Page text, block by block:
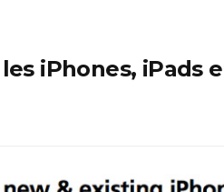
iPhones, iPads